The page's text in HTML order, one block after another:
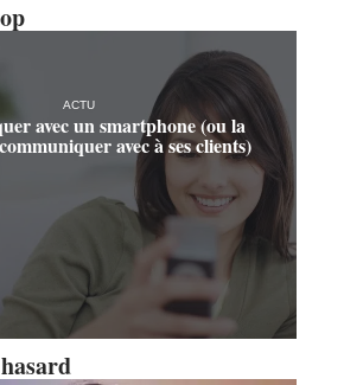
ACTU
avec un smartphone (ou la
avec à ses clients)